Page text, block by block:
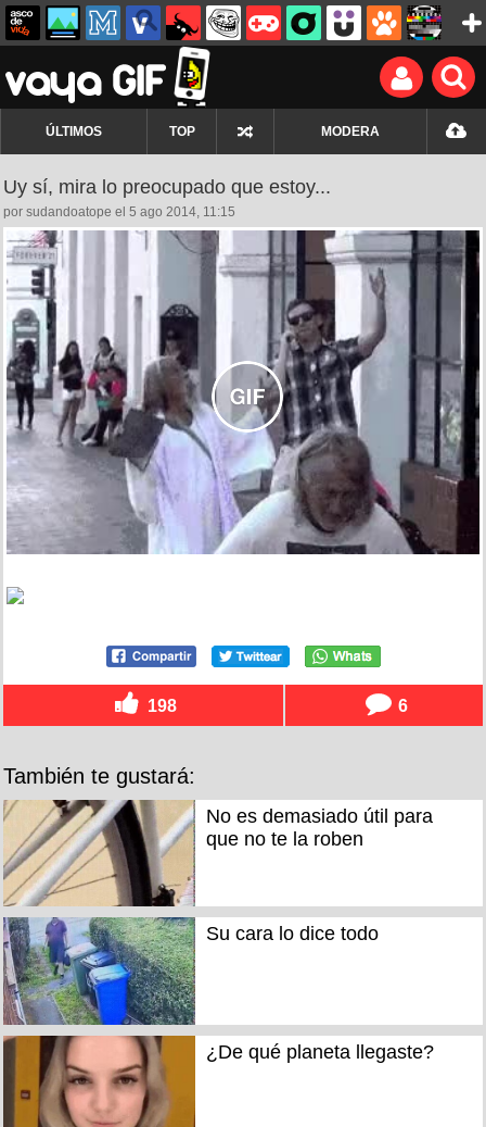
ÚLTIMOS TOP MODERA
Uy sí, mira lo preocupado que estoy...
por sudandoatope el 5 ago 2014, 11:15
198 6
También te gustará:
No es demasiado útil para
que no te la roben
Su cara lo dice todo
¿De qué planeta llegaste?